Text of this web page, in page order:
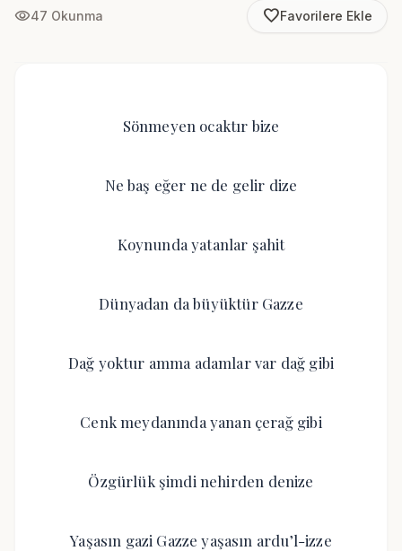
visibility47 Okunma favorite_borderFavorilere Ekle
Sönmeyen ocaktır bize
Ne baş eğer ne de gelir dize
Koynunda yatanlar şahit
Dünyadan da büyüktür Gazze
Dağ yoktur amma adamlar var dağ gibi
Cenk meydanında yanan çerağ gibi
Özgürlük şimdi nehirden denize
Yaşasın gazi Gazze yaşasın ardu’l-izze